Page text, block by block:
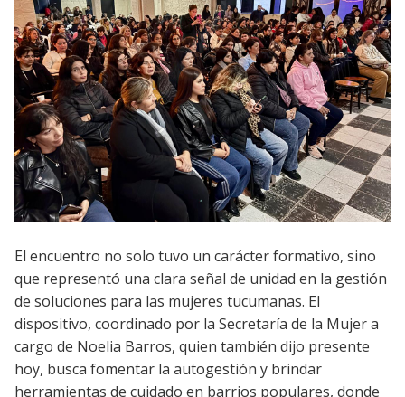
El encuentro no solo tuvo un carácter formativo, sino
que representó una clara señal de unidad en la gestión
de soluciones para las mujeres tucumanas. El
dispositivo, coordinado por la Secretaría de la Mujer a
cargo de Noelia Barros, quien también dijo presente
hoy, busca fomentar la autogestión y brindar
herramientas de cuidado en barrios populares, donde